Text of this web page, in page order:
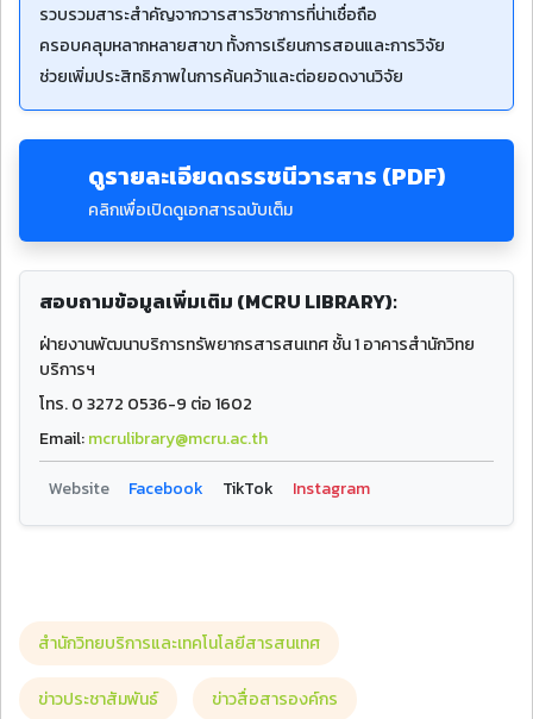
รวบรวมสาระสำคัญจากวารสารวิชาการที่น่าเชื่อถือ
ครอบคลุมหลากหลายสาขา ทั้งการเรียนการสอนและการวิจัย
ช่วยเพิ่มประสิทธิภาพในการค้นคว้าและต่อยอดงานวิจัย
ดูรายละเอียดดรรชนีวารสาร (PDF)
คลิกเพื่อเปิดดูเอกสารฉบับเต็ม
สอบถามข้อมูลเพิ่มเติม (MCRU LIBRARY):
ฝ่ายงานพัฒนาบริการทรัพยากรสารสนเทศ ชั้น 1 อาคารสำนักวิทย
บริการฯ
โทร. 0 3272 0536-9 ต่อ 1602
Email:mcrulibrary@mcru.ac.th
Website
Facebook TikTok Instagram
สำนักวิทยบริการและเทคโนโลยีสารสนเทศ
ข่าวประชาสัมพันธ์ ข่าวสื่อสารองค์กร